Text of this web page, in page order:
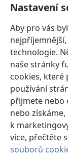
Nastavení
Aby pro vás
technologie.
naše stránky
cookies, které
používání
přijmete nebo
nebo
k
více, přečtěte
souborů
Dary
nové
okno) ONLINE
(otevřeno
nové
okno)JW Hub®
(otevřeno
nové
okno)JW Library ®
Watchtower